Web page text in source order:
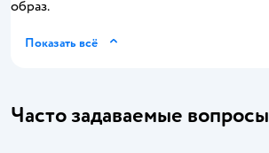
образ.
Показать всё
Часто задаваемые вопросы